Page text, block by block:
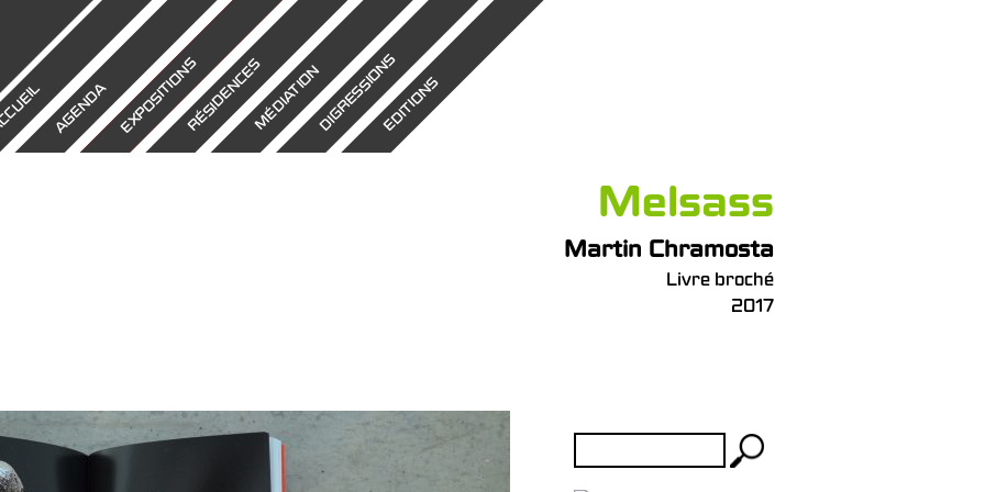
AGENDAEXPOSITIONSRÉSIDENCESMÉDIATIONDIGRESSIONSEDITIONS
Melsass
Martin Chramosta
Livre broché
2017